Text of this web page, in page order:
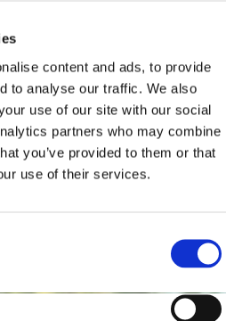
content and ads, to provide
to analyse our traffic. We also
use of our site with our social
partners who may combine
you’ve provided to them or that
use of their services.